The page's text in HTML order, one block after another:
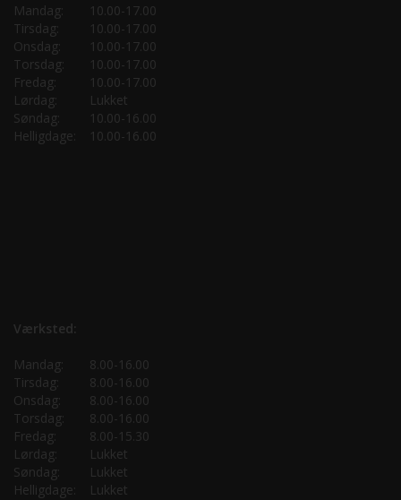
Mandag:
10.00-17.00
Tirsdag:
10.00-17.00
Onsdag:
10.00-17.00
Torsdag:
10.00-17.00
Fredag:
10.00-17.00
Lørdag:
Lukket
Søndag:
10.00-16.00
Helligdage:
10.00-16.00
Værksted:
Mandag:
8.00-16.00
Tirsdag:
8.00-16.00
Onsdag:
8.00-16.00
Torsdag:
8.00-16.00
Fredag:
8.00-15.30
Lørdag:
Lukket
Søndag:
Lukket
Helligdage:
Lukket